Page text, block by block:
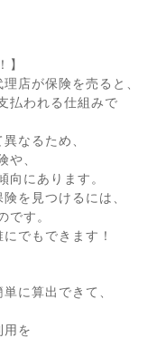
】
店が保険を売ると、
払われる仕組みで
なるため、
や、
向にあります。
を見つけるには、
です。
でもできます！
に算出できて、
用を